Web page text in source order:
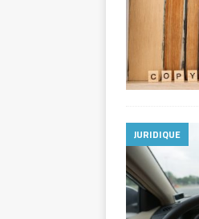
JURIDIQUE